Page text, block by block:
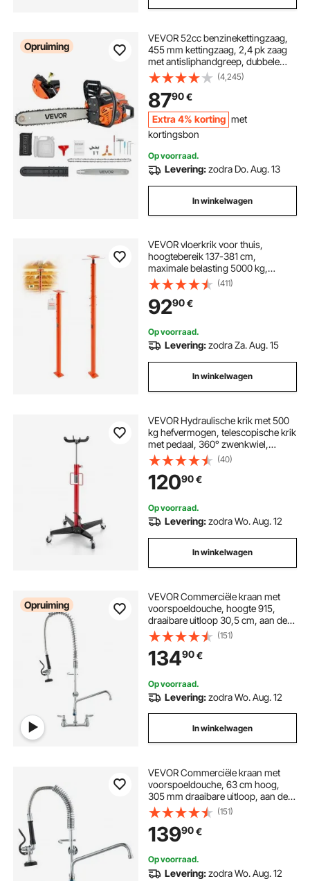
Opruiming
VEVOR 52cc benzinekettingzaag,
455 mm kettingzaag, 2,4 pk zaag
met antisliphandgreep, dubbele
brandstoftanks en
noodstopfunctie, max. 11.800 tpm,
voor houtkap, snoeien en ruimen
van bomen
(4,245)
8790€
Extra 4% korting met
kortingsbon
Op voorraad.
Levering:zodra Do. Aug. 13
In winkelwagen
VEVOR vloerkrik voor thuis,
hoogtebereik 137-381 cm,
maximale belasting 5000 kg,
verstelbare steunbalk, kelderkrik,
paal voor nivellering,
hefondersteuning, telescopische
stalen krik voor tijdelijke
ondersteuning
(411)
9290€
Op voorraad.
Levering:zodra Za. Aug. 15
In winkelwagen
VEVOR Hydraulische krik met 500
kg hefvermogen, telescopische krik
met pedaal, 360° zwenkwiel,
hefhoogte 112-187 cm, takel voor
garage/werkplaats Rood + Zwart
(40)
12090€
Op voorraad.
Levering:zodra Wo. Aug. 12
In winkelwagen
Opruiming
VEVOR Commerciële kraan met
voorspoeldouche, hoogte 915,
draaibare uitloop 30,5 cm, aan de
muur gemonteerde keukenkraan,
messing unit met uittrekbare
sproeier, voor 1/2/3-cabine wastafel
(151)
13490€
Op voorraad.
Levering:zodra Wo. Aug. 12
In winkelwagen
VEVOR Commerciële kraan met
voorspoeldouche, 63 cm hoog,
305 mm draaibare uitloop, aan de
muur gemonteerde keukenkraan,
messing constructie met uittrekbare
sproeier, voor 1/2/3-hokjes wastafel
(151)
13990€
Op voorraad.
Levering:zodra Wo. Aug. 12